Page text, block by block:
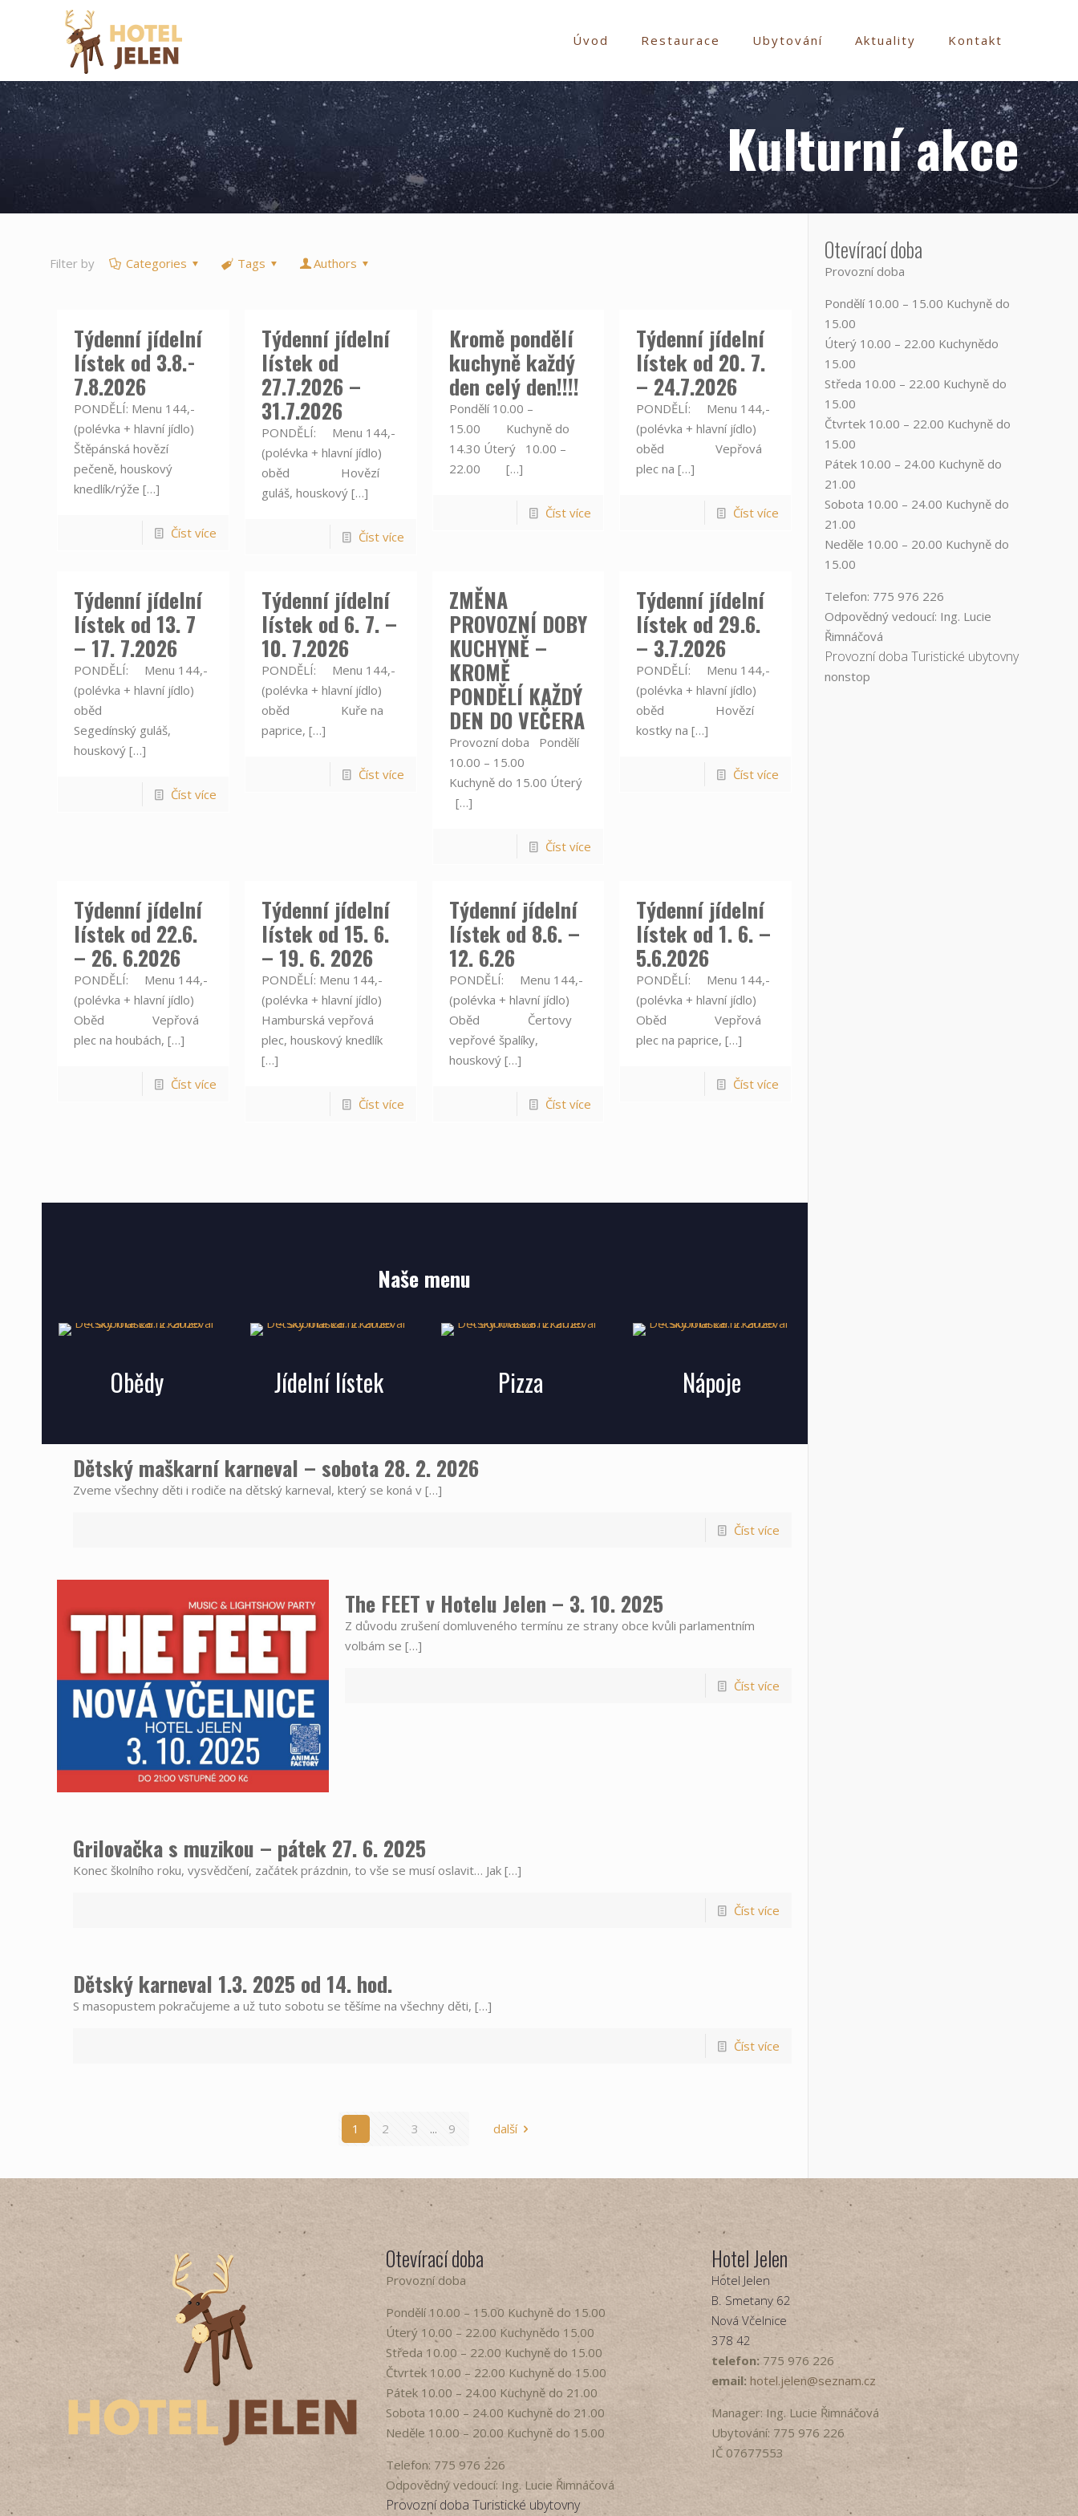
Úvod Restaurace Ubytování Aktuality Kontakt
Kulturní akce
Filter by Categories Tags Authors
Týdenní jídelní
lístek od 3.8.-
7.8.2026
PONDĚLÍ: Menu 144,-
(polévka + hlavní jídlo)
Štěpánská hovězí
pečeně, houskový
knedlík/rýže […]
Číst více
Týdenní jídelní
lístek od
27.7.2026 –
31.7.2026
PONDĚLÍ: Menu 144,-
(polévka + hlavní jídlo)
oběd Hovězí
guláš, houskový[…]
Číst více
Kromě pondělí
kuchyně každý
den celý den!!!!
Pondělí 10.00 –
15.00 Kuchyně do
14.30 Úterý 10.00 –
22.00
[…]
Číst více
Týdenní jídelní
lístek od 20. 7.
– 24.7.2026
PONDĚLÍ: Menu 144,-
(polévka + hlavní jídlo)
oběd Vepřová
plec na […]
Číst více
Týdenní jídelní
lístek od 13. 7
– 17. 7.2026
PONDĚLÍ: Menu 144,-
(polévka + hlavní jídlo)
oběd
Segedínský guláš,
houskový […]
Číst více
Týdenní jídelní
lístek od 6. 7. –
10. 7.2026
PONDĚLÍ: Menu 144,-
(polévka + hlavní jídlo)
oběd Kuře na
paprice, […]
Číst více
ZMĚNA
PROVOZNÍ DOBY
KUCHYNĚ –
KROMĚ
PONDĚLÍ KAŽDÝ
DEN DO VEČERA
Provozní doba Pondělí
10.00 – 15.00
Kuchyně do 15.00 Úterý
[…]
Číst více
Týdenní jídelní
lístek od 29.6.
– 3.7.2026
PONDĚLÍ: Menu 144,-
(polévka + hlavní jídlo)
oběd Hovězí
kostky na […]
Číst více
Týdenní jídelní
lístek od 22.6.
– 26. 6.2026
PONDĚLÍ: Menu 144,-
(polévka + hlavní jídlo)
Oběd Vepřová
plec na houbách, […]
Číst více
Týdenní jídelní
lístek od 15. 6.
– 19. 6. 2026
PONDĚLÍ: Menu 144,-
(polévka + hlavní jídlo)
Hamburská vepřová
plec, houskový knedlík
[…]
Číst více
Týdenní jídelní
lístek od 8.6. –
12. 6.26
PONDĚLÍ: Menu 144,-
(polévka + hlavní jídlo)
Oběd Čertovy
vepřové špalíky,
houskový[…]
Číst více
Týdenní jídelní
lístek od 1. 6. –
5.6.2026
PONDĚLÍ: Menu 144,-
(polévka + hlavní jídlo)
Oběd Vepřová
plec na paprice, […]
Číst více
Naše menu
Obědy Jídelní lístek Pizza Nápoje
Dětský maškarní karneval – sobota 28. 2. 2026
Zveme všechny děti i rodiče na dětský karneval, který se koná v […]
Číst více
The FEET v Hotelu Jelen – 3. 10. 2025
Z důvodu zrušení domluveného termínu ze strany obce kvůli parlamentním
volbám se […]
Číst více
Grilovačka s muzikou – pátek 27. 6. 2025
Konec školního roku, vysvědčení, začátek prázdnin, to vše se musí oslavit… Jak […]
Číst více
Dětský karneval 1.3. 2025 od 14. hod.
S masopustem pokračujeme a už tuto sobotu se těšíme na všechny děti, […]
Číst více
1 2 3 ... 9 další
Otevírací doba
Provozní doba
Pondělí​ 10.00 – 15.00​​ Kuchyně do
15.00
Úterý ​10.00 – 22.00​​ Kuchynědo
15.00
Středa ​10.00 – 22.00 ​​Kuchyně do
15.00
Čtvrtek​ 10.00 – 22.00 ​​Kuchyně do
15.00
Pátek​ 10.00 – 24.00​​ Kuchyně do
21.00
Sobota ​10.00 – 24.00​​ Kuchyně do
21.00
Neděle ​10.00 – 20.00​​ Kuchyně do
15.00
Telefon: 775 976 226
Odpovědný vedoucí: Ing. Lucie
Řimnáčová
Provozní doba Turistické ubytovny
nonstop
Otevírací doba
Provozní doba
Pondělí​ 10.00 – 15.00​​ Kuchyně do 15.00
Úterý ​10.00 – 22.00​​ Kuchynědo 15.00
Středa ​10.00 – 22.00 ​​Kuchyně do 15.00
Čtvrtek​ 10.00 – 22.00 ​​Kuchyně do 15.00
Pátek​ 10.00 – 24.00​​ Kuchyně do 21.00
Sobota ​10.00 – 24.00​​ Kuchyně do 21.00
Neděle ​10.00 – 20.00​​ Kuchyně do 15.00
Telefon: 775 976 226
Odpovědný vedoucí: Ing. Lucie Řimnáčová
Provozní doba Turistické ubytovny
Hotel Jelen
Hotel Jelen
B. Smetany 62
Nová Včelnice
378 42
telefon: 775 976 226
email: hotel.jelen@seznam.cz
Manager: Ing. Lucie Řimnáčová
Ubytování: 775 976 226
IČ 07677553